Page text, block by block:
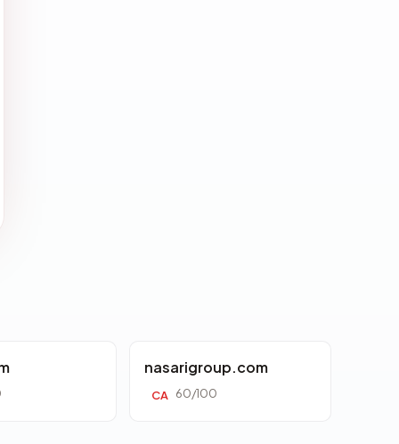
nasarigroup.com
CA 60/100